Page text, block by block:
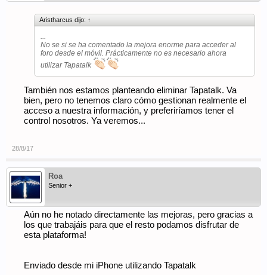
Aristharcus dijo: ↑
...
No se si se ha comentado la mejora enorme para acceder al
foro desde el móvil. Prácticamente no es necesario ahora
utilizar Tapatalk
También nos estamos planteando eliminar Tapatalk. Va
bien, pero no tenemos claro cómo gestionan realmente el
acceso a nuestra información, y preferiríamos tener el
control nosotros. Ya veremos...
28/8/17
Roa
Senior +
Aún no he notado directamente las mejoras, pero gracias a
los que trabajáis para que el resto podamos disfrutar de
esta plataforma!
Enviado desde mi iPhone utilizando Tapatalk